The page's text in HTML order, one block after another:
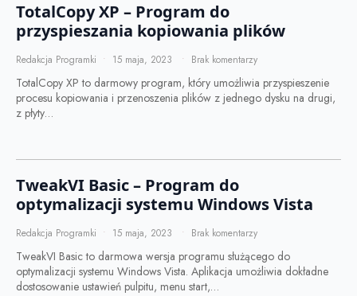
TotalCopy XP – Program do
przyspieszania kopiowania plików
Redakcja Programki 15 maja, 2023 Brak komentarzy
TotalCopy XP to darmowy program, który umożliwia przyspieszenie
procesu kopiowania i przenoszenia plików z jednego dysku na drugi,
z płyty…
TweakVI Basic – Program do
optymalizacji systemu Windows Vista
Redakcja Programki 15 maja, 2023 Brak komentarzy
TweakVI Basic to darmowa wersja programu służącego do
optymalizacji systemu Windows Vista. Aplikacja umożliwia dokładne
dostosowanie ustawień pulpitu, menu start,…